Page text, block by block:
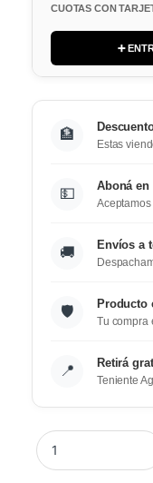
CUOTAS CON
➕
🏦
Estas
💵 Aboná en
🚚 Envíos a
🛡️ Producto
Tu compra
📍 Retirá
Teniente